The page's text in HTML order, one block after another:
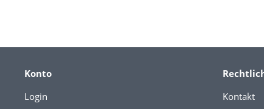
Konto
Login
Kontakt